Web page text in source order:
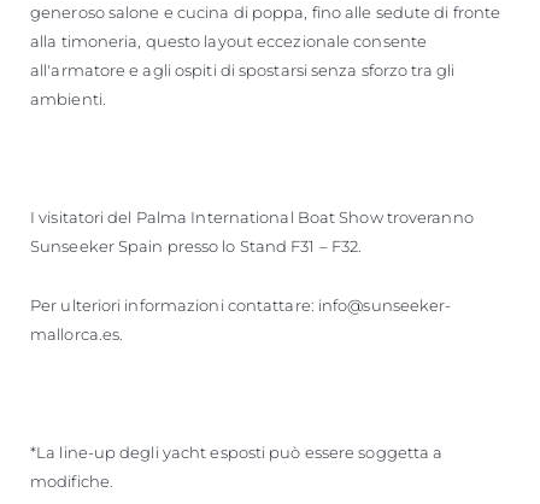
generoso salone e cucina di poppa, fino alle sedute di fronte
alla timoneria, questo layout eccezionale consente
all'armatore e agli ospiti di spostarsi senza sforzo tra gli
ambienti.
I visitatori del Palma International Boat Show troveranno
Sunseeker Spain presso lo Stand F31 – F32.
Per ulteriori informazioni contattare: info@sunseeker-
mallorca.es.
*La line-up degli yacht esposti può essere soggetta a
modifiche.